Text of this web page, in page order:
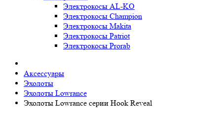
Электрокосы AL-KO
Электрокосы Champion
Электрокосы Makita
Электрокосы Patriot
Электрокосы Prorab
Аксессуары
Эхолоты
Эхолоты Lowrance
Эхолоты Lowrance серии Hook Reveal